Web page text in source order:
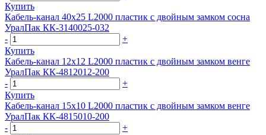
Купить
Кабель-канал 40х25 L2000 пластик с двойным замком сосна
УралПак КК-3140025-032
-
+
Купить
Кабель-канал 12х12 L2000 пластик с двойным замком венге
УралПак КК-4812012-200
-
+
Купить
Кабель-канал 15х10 L2000 пластик с двойным замком венге
УралПак КК-4815010-200
-
+